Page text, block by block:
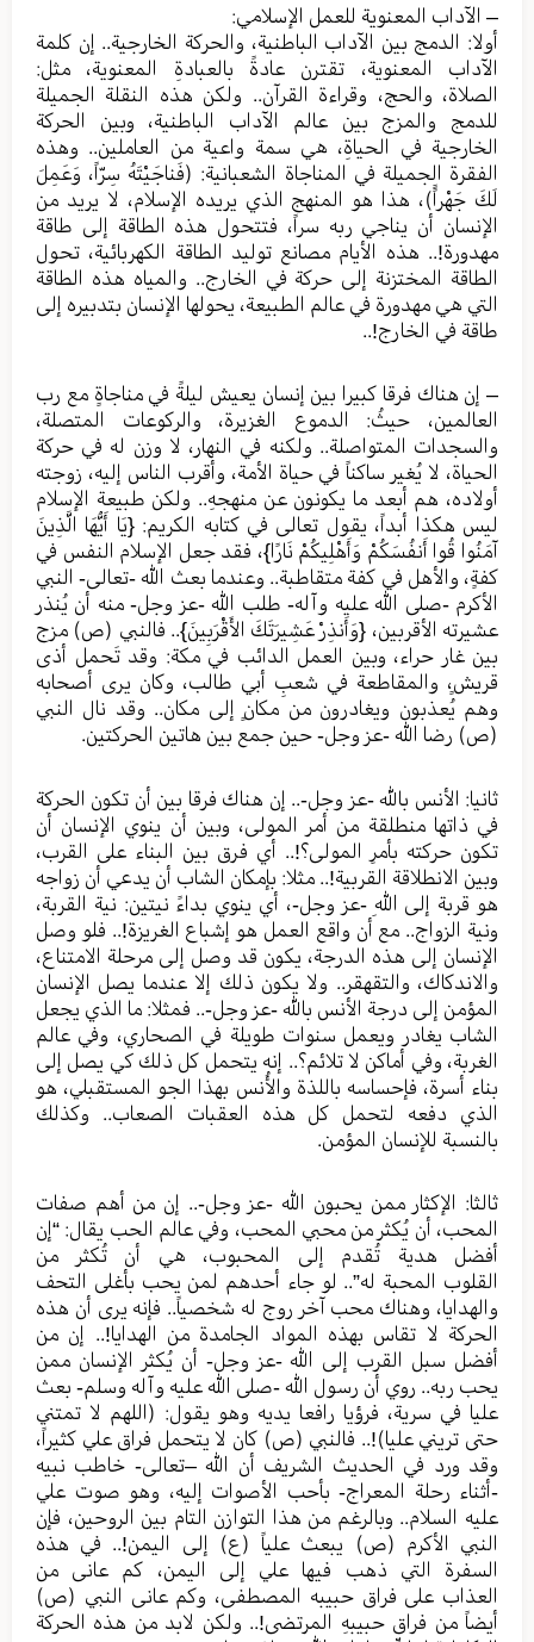
– الآداب المعنوية للعمل الإسلامي:
أولا: الدمج بين الآداب الباطنية، والحركة الخارجية.. إن كلمة
الآداب المعنوية، تقترن عادةً بالعبادةِ المعنوية، مثل:
الصلاة، والحج، وقراءة القرآن.. ولكن هذه النقلة الجميلة
للدمج والمزج بين عالم الآداب الباطنية، وبين الحركة
الخارجية في الحياةِ، هي سمة واعية من العاملين.. وهذه
الفقرة الجميلة في المناجاة الشعبانية: (فَناجَيْتَهُ سِرّاً، وَعَمِلَ
لَكَ جَهْراًً)، هذا هو المنهج الذي يريده الإسلام، لا يريد من
الإنسان أن يناجي ربه سراً، فتتحول هذه الطاقة إلى طاقة
مهدورة!.. هذه الأيام مصانع توليد الطاقة الكهربائية، تحول
الطاقة المختزنة إلى حركة في الخارج.. والمياه هذه الطاقة
التي هي مهدورة في عالم الطبيعة، يحولها الإنسان بتدبيره إلى
طاقة في الخارج!..
– إن هناك فرقا كبيرا بين إنسان يعيش ليلةً في مناجاةٍ مع رب
العالمين، حيثُ: الدموع الغزيرة، والركوعات المتصلة،
والسجدات المتواصلة.. ولكنه في النهار، لا وزن له في حركة
الحياة، لا يُغير ساكناً في حياة الأمة، وأقرب الناس إليه، زوجته
أولاده، هم أبعد ما يكونون عن منهجهِ.. ولكن طبيعة الإسلام
ليس هكذا أبداً، يقول تعالى في كتابه الكريم: {يَا أَيُّهَا الَّذِينَ
آمَنُوا قُوا أَنفُسَكُمْ وَأَهْلِيكُمْ نَارًا}، فقد جعل الإسلام النفس في
كفةٍ، والأهل في كفة متقاطبة.. وعندما بعث الله -تعالى- النبي
الأكرم -صلى الله عليه وآله- طلب الله -عز وجل- منه أن يُنذر
عشيرته الأقربين، {وَأَنذِرْ عَشِيرَتَكَ الأَقْرَبِينَ}.. فالنبي (ص) مزج
بين غار حراء، وبين العمل الدائب في مكة: وقد تَحمل أذى
قريشٍ، والمقاطعة في شعبِ أبي طالب، وكان يرى أصحابه
وهم يُعذبون ويغادرون من مكانٍ إلى مكان.. وقد نال النبي
(ص) رضا الله -عز وجل- حين جمع بين هاتين الحركتين.
ثانيا: الأنس بالله -عز وجل-.. إن هناك فرقا بين أن تكون الحركة
في ذاتها منطلقة من أمر المولى، وبين أن ينوي الإنسان أن
تكون حركته بأمرِ المولى؟!.. أي فرق بين البناء على القرب،
وبين الانطلاقة القربية!.. مثلا: بإمكان الشاب أن يدعي أن زواجه
هو قربة إلى اللهِ -عز وجل-، أي ينوي بداءً نيتين: نية القربة،
ونية الزواج.. مع أن واقع العمل هو إشباع الغريزة!.. فلو وصل
الإنسان إلى هذه الدرجة، يكون قد وصل إلى مرحلة الامتناع،
والاندكاك، والتقهقر.. ولا يكون ذلك إلا عندما يصل الإنسان
المؤمن إلى درجة الأنس بالله -عز وجل-.. فمثلا: ما الذي يجعل
الشاب يغادر ويعمل سنوات طويلة في الصحاري، وفي عالم
الغربة، وفي أماكن لا تلائم؟.. إنه يتحمل كل ذلك كي يصل إلى
بناء أسرة، فإحساسه باللذة والأُنس بهذا الجو المستقبلي، هو
الذي دفعه لتحمل كل هذه العقبات الصعاب.. وكذلك
بالنسبة للإنسان المؤمن.
ثالثا: الإكثار ممن يحبون الله -عز وجل-.. إن من أهم صفات
المحب، أن يُكثر من محبي المحب، وفي عالم الحب يقال: “إن
أفضل هدية تُقدم إلى المحبوب، هي أن تُكثر من
القلوب المحبة له”.. لو جاء أحدهم لمن يحب بأغلى التحف
والهدايا، وهناك محب آخر روج له شخصياً.. فإنه يرى أن هذه
الحركة لا تقاس بهذه المواد الجامدة من الهدايا!.. إن من
أفضل سبل القرب إلى الله -عز وجل- أن يُكثر الإنسان ممن
يحب ربه.. روي أن رسول الله -صلى الله عليه وآله وسلم- بعث
عليا في سرية، فرؤيا رافعا يديه وهو يقول: (اللهم لا تمتني
حتى تريني عليا)!.. فالنبي (ص) كان لا يتحمل فراق علي كثيراً،
وقد ورد في الحديث الشريف أن الله –تعالى- خاطب نبيه
-أثناء رحلة المعراج- بأحب الأصوات إليه، وهو صوت علي
عليه السلام.. وبالرغم من هذا التوازن التام بين الروحين، فإن
النبي الأكرم (ص) يبعث علياً (ع) إلى اليمن!.. في هذه
السفرة التي ذهب فيها علي إلى اليمن، كم عانى من
العذاب على فراق حبيبه المصطفى، وكم عانى النبي (ص)
أيضاً من فراق حبيبهِ المرتضى!.. ولكن لابد من هذه الحركة